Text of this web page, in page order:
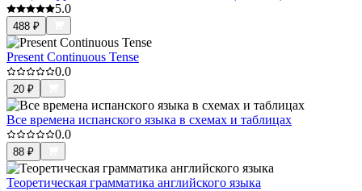
5.0
488 ₽
Present Continuous Tense
0.0
20 ₽
Все времена испанского языка в схемах и таблицах
0.0
88 ₽
Теоретическая грамматика английского языка